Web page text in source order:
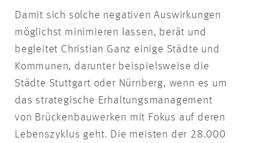
Damit sich solche negativen Auswirkungen
möglichst minimieren lassen, berät und
begleitet Christian Ganz einige Städte und
Kommunen, darunter beispielsweise die
Städte Stuttgart oder Nürnberg, wenn es um
das strategische Erhaltungsmanagement
von Brückenbauwerken mit Fokus auf deren
Lebenszyklus geht. Die meisten der 28.000